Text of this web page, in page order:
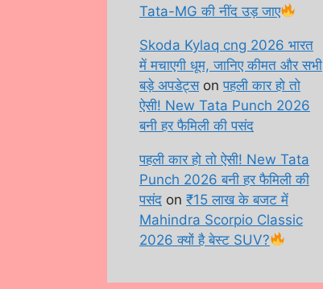
Tata-MG की नींद उड़ जाए
Skoda Kylaq cng 2026 भारत
में मचाएगी धूम, जानिए कीमत और सभी
बड़े अपडेट्सonपहली कार हो तो
ऐसी! New Tata Punch 2026
बनी हर फैमिली की पसंद
पहली कार हो तो ऐसी! New Tata
Punch 2026 बनी हर फैमिली की
पसंद on ₹15 लाख के बजट में
Mahindra Scorpio Classic
2026 क्यों है बेस्ट SUV?